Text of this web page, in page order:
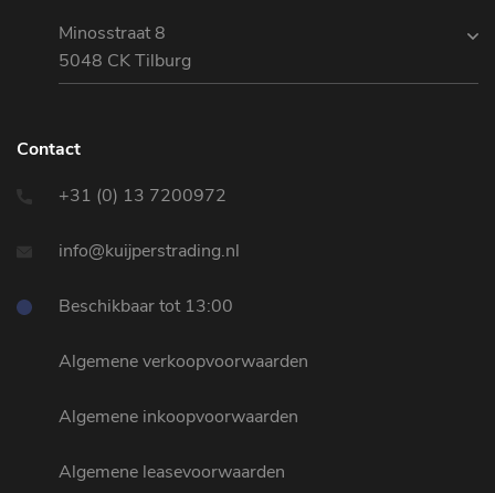
Minosstraat 8
5048 CK Tilburg
Contact
+31 (0) 13 7200972
info@kuijperstrading.nl
Beschikbaar tot 13:00
Algemene verkoopvoorwaarden
Algemene inkoopvoorwaarden
Algemene leasevoorwaarden